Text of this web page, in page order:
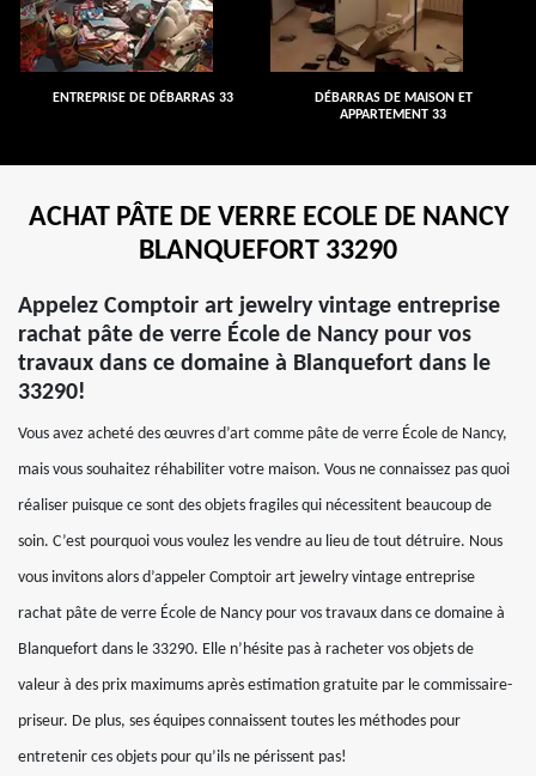
ENTREPRISE DE DÉBARRAS 33
DÉBARRAS DE MAISON ET
APPARTEMENT 33
ACHAT PÂTE DE VERRE ECOLE DE NANCY
BLANQUEFORT 33290
Appelez Comptoir art jewelry vintage entreprise
rachat pâte de verre École de Nancy pour vos
travaux dans ce domaine à Blanquefort dans le
33290!
Vous avez acheté des œuvres d’art comme pâte de verre École de Nancy,
mais vous souhaitez réhabiliter votre maison. Vous ne connaissez pas quoi
réaliser puisque ce sont des objets fragiles qui nécessitent beaucoup de
soin. C’est pourquoi vous voulez les vendre au lieu de tout détruire. Nous
vous invitons alors d’appeler Comptoir art jewelry vintage entreprise
rachat pâte de verre École de Nancy pour vos travaux dans ce domaine à
Blanquefort dans le 33290. Elle n’hésite pas à racheter vos objets de
valeur à des prix maximums après estimation gratuite par le commissaire-
priseur. De plus, ses équipes connaissent toutes les méthodes pour
entretenir ces objets pour qu’ils ne périssent pas!